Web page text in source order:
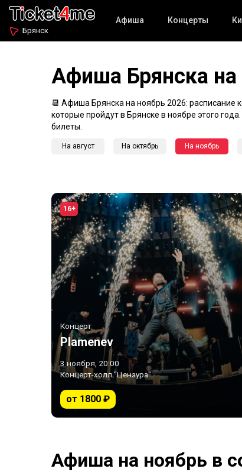
Брянск
Афиша Концерты
Афиша Брянска на
📆 Афиша Брянска на ноябрь 2026: расписание
которые пройдут в Брянске в ноябре этого
билеты.
На август На октябрь На ноябрь
16+
Концерт
Plamenev
3 ноября, 20:00
Концерт-холл "Цензура"
от 1800 ₽
Афиша на ноябрь в